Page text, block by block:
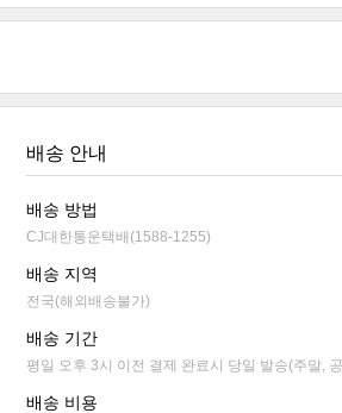
배송 안내
배송 방법
CJ대한통운택배(1588-1255)
배송 지역
전국(해외배송불가)
배송 기간
평일 오후 3시 이전 결제 완료시 당일 발송(주말,
배송 비용